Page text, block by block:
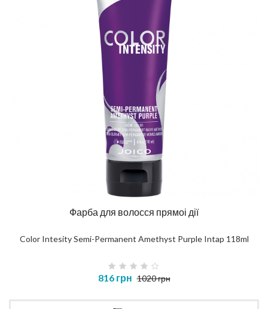
Фарба для волосся прямоі дії
Color Intesity Semi-Permanent Amethyst Purple Intap 118ml
816 грн 1020 грн